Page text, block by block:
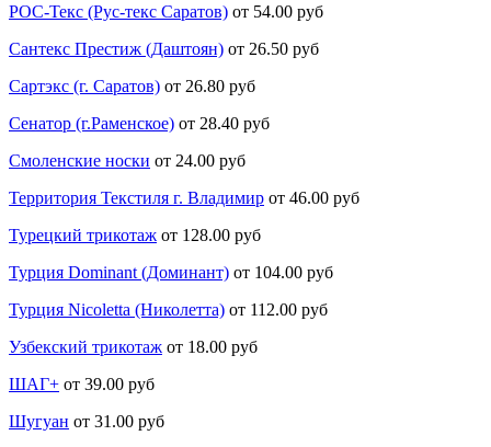
РОС-Текс (Рус-текс Саратов) от 54.00 руб
Сантекс Престиж (Даштоян) от 26.50 руб
Сартэкс (г. Саратов) от 26.80 руб
Сенатор (г.Раменское) от 28.40 руб
Смоленские носки от 24.00 руб
Территория Текстиля г. Владимир от 46.00 руб
Турецкий трикотаж от 128.00 руб
Турция Dominant (Доминант) от 104.00 руб
Турция Nicoletta (Николетта) от 112.00 руб
Узбекский трикотаж от 18.00 руб
ШАГ+ от 39.00 руб
Шугуан от 31.00 руб